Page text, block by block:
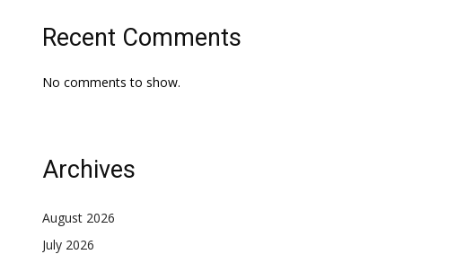
Recent Comments
No comments to show.
Archives
August 2026
July 2026